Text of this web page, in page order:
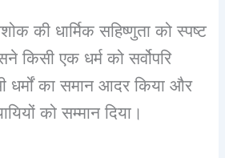
की धार्मिक सहिष्णुता को स्पष्ट
किसी एक धर्म को सर्वोपरि
धर्मों का समान आदर किया और
को सम्मान दिया।